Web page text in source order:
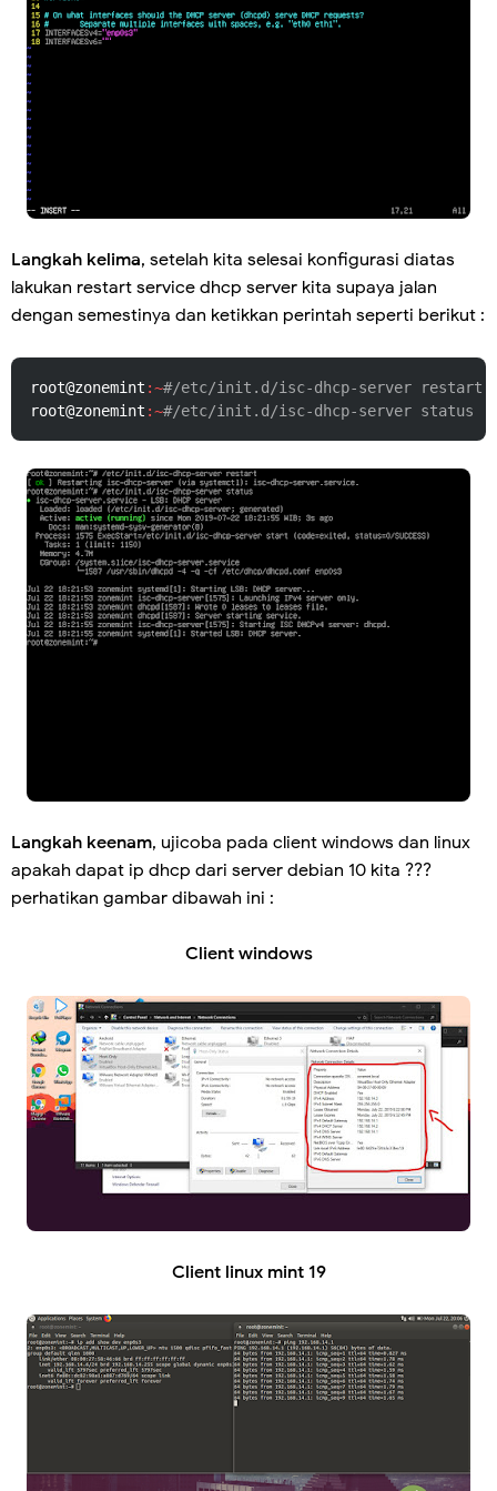
Langkah kelima, setelah kita selesai konfigurasi diatas
lakukan restart service dhcp server kita supaya jalan
dengan semestinya dan ketikkan perintah seperti berikut :
root@zonemint :~#/etc/init.d/isc-dhcp-server restart
root@zonemint :~#/etc/init.d/isc-dhcp-server status
Langkah keenam, ujicoba pada client windows dan linux
apakah dapat ip dhcp dari server debian 10 kita ???
perhatikan gambar dibawah ini :
Client windows
Client linux mint 19